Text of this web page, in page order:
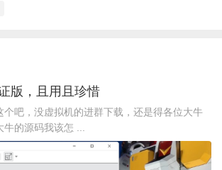
版，且用且珍惜
个吧，没虚拟机的进群下载，还是得各位大牛
的源码我该怎 ...